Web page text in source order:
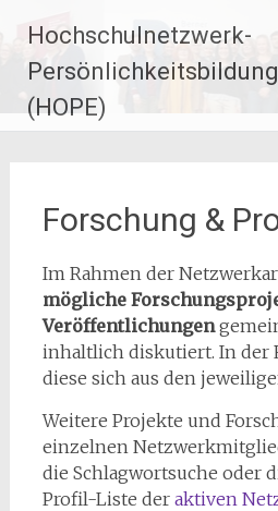
Inhalt
springen
Hochschulnetzwerk-
Persönlichkeitsbildung
(HOPE)
Forschung &
Im Rahmen der
mögliche
Veröffentlichungen
inhaltlich diskutiert. In der
diese sich aus den
Weitere Projekte und
einzelnen
die Schlagwortsuche oder
Profil-Liste der aktiven